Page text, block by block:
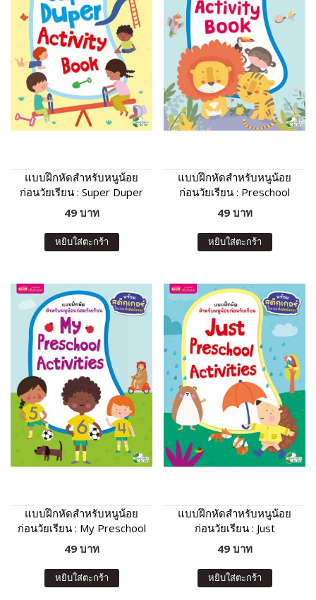
แบบฝึกหัดสำหรับหนูน้อย
ก่อนวัยเรียน : Super Duper
Activity Book
49 บาท
หยิบใส่ตะกร้า
แบบฝึกหัดสำหรับหนูน้อย
ก่อนวัยเรียน : Preschool
Activity Book
49 บาท
หยิบใส่ตะกร้า
แบบฝึกหัดสำหรับหนูน้อย
ก่อนวัยเรียน : My Preschool
Activities
49 บาท
หยิบใส่ตะกร้า
แบบฝึกหัดสำหรับหนูน้อย
ก่อนวัยเรียน : Just
Preschool Activities
49 บาท
หยิบใส่ตะกร้า